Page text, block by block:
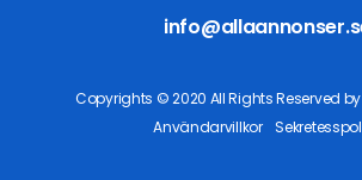
Copyrights © 2020 All Rights Reserved
Användarvillkor